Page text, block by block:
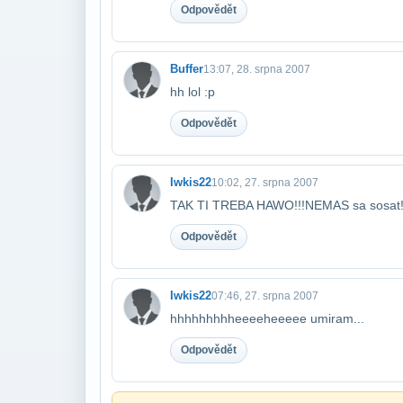
Odpovědět
Buffer13:07, 28. srpna 2007
hh lol :p
Odpovědět
Iwkis2210:02, 27. srpna 2007
TAK TI TREBA HAWO!!!NEMAS sa
Odpovědět
Iwkis2207:46, 27. srpna 2007
hhhhhhhhheeeeheeeee umiram...
Odpovědět